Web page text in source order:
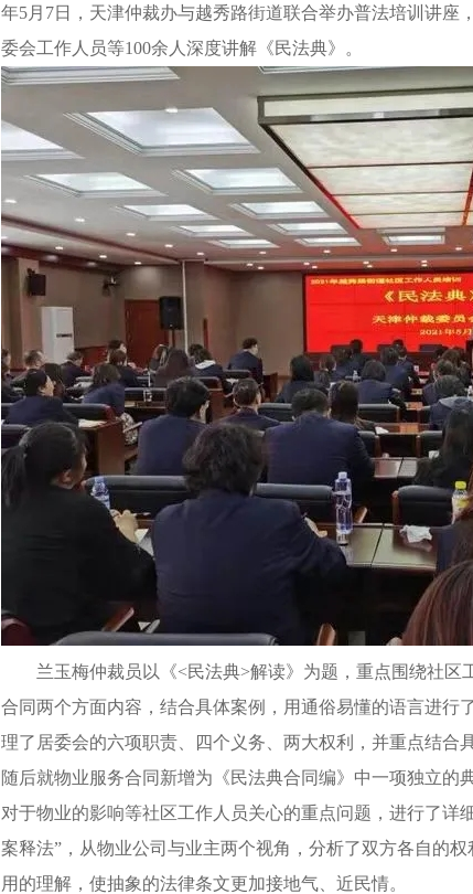
年5月7日，天津仲裁办与越秀路街道联合举办普法培训讲座
委会工作人员等100余人深度讲解《民法典》。
兰玉梅仲裁员以《<民法典>解读》为题，重点围绕社区
合同两个方面内容，结合具体案例，用通俗易懂的语言进行
理了居委会的六项职责、四个义务、两大权利，并重点结合
随后就物业服务合同新增为《民法典合同编》中一项独立的
对于物业的影响等社区工作人员关心的重点问题，进行了详
案释法”，从物业公司与业主两个视角，分析了双方各自的
用的理解，使抽象的法律条文更加接地气、近民情。